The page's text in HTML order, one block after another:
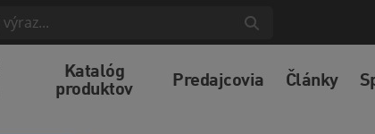
Katalóg
produktov
Predajcovia Články